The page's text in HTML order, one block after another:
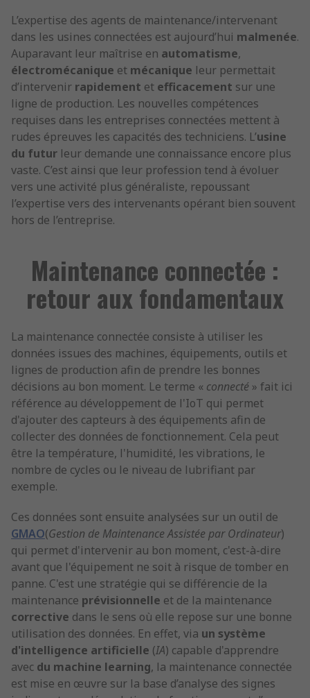
L’expertise des agents de maintenance/intervenant
dans les usines connectées est aujourd’hui malmenée.
Auparavant leur maîtrise en automatisme,
électromécanique et mécanique leur permettait
d’intervenir rapidement et efficacement sur une
ligne de production. Les nouvelles compétences
requises dans les entreprises connectées mettent à
rudes épreuves les capacités des techniciens. L’usine
du futur leur demande une connaissance encore plus
vaste. C’est ainsi que leur profession tend à évoluer
vers une activité plus généraliste, repoussant
l’expertise vers des intervenants opérant bien souvent
hors de l’entreprise.
Maintenance connectée :
retour aux fondamentaux
La maintenance connectée consiste à utiliser les
données issues des machines, équipements, outils et
lignes de production afin de prendre les bonnes
décisions au bon moment. Le terme « connecté » fait ici
référence au développement de l'IoT qui permet
d'ajouter des capteurs à des équipements afin de
collecter des données de fonctionnement. Cela peut
être la température, l'humidité, les vibrations, le
nombre de cycles ou le niveau de lubrifiant par
exemple.
Ces données sont ensuite analysées sur un outil de
GMAO(Gestion de Maintenance Assistée par Ordinateur)
qui permet d'intervenir au bon moment, c'est-à-dire
avant que l'équipement ne soit à risque de tomber en
panne. C'est une stratégie qui se différencie de la
maintenance prévisionnelle et de la maintenance
corrective dans le sens où elle repose sur une bonne
utilisation des données. En effet, via un système
d'intelligence artificielle (IA) capable d'apprendre
avec du machine learning, la maintenance connectée
est mise en œuvre sur la base d’analyse des signes